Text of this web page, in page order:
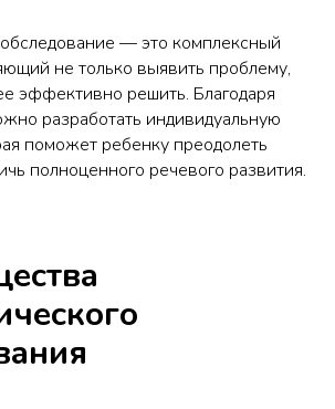
— это комплексный
не только выявить проблему,
эффективно решить. Благодаря
разработать индивидуальную
поможет ребенку преодолеть
полноценного речевого развития.